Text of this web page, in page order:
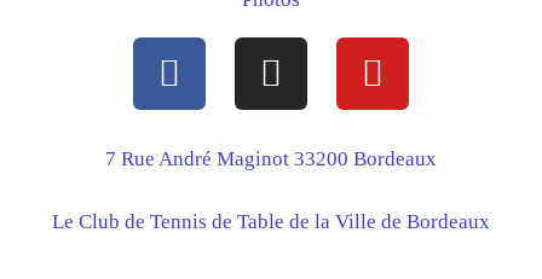
F
a
e
o
I
n
t
g
Y
o
t
b
7 Rue André Maginot 33200 Bordeaux
Le Club de Tennis de Table de la Ville de Bordeaux